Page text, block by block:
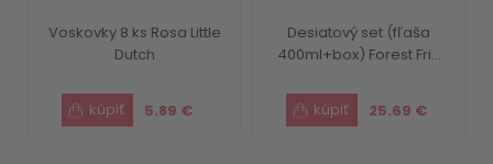
Voskovky 8 ks Rosa Little
Dutch
5.89 €
Desiatový set (fľaša
400ml+box) Forest Fri...
25.69 €